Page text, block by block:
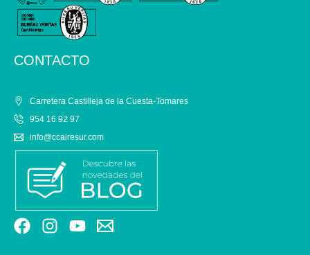
CONTACTO
Carretera Castilleja de la Cuesta-Tomares
954 16 92 97
info@ccairesur.com